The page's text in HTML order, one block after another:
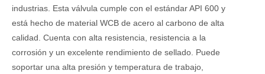
industrias. Esta válvula cumple con el estándar API 600 y
está hecho de material WCB de acero al carbono de alta
calidad. Cuenta con alta resistencia, resistencia a la
corrosión y un excelente rendimiento de sellado. Puede
soportar una alta presión y temperatura de trabajo,